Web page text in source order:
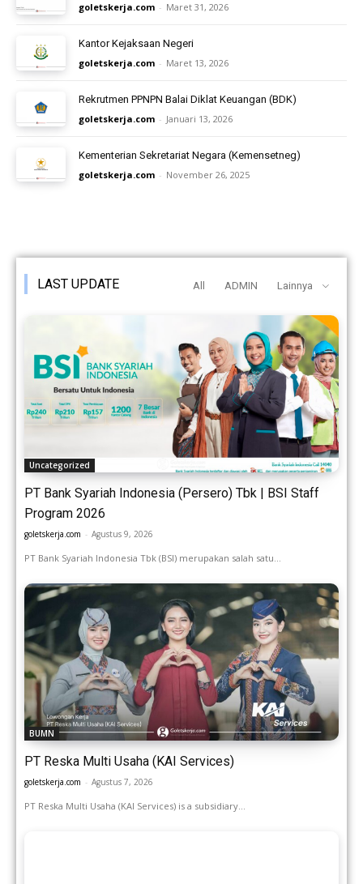
goletskerja.com - Maret 31, 2026
Kantor Kejaksaan Negeri
goletskerja.com - Maret 13, 2026
Rekrutmen PPNPN Balai Diklat Keuangan (BDK)
goletskerja.com - Januari 13, 2026
Kementerian Sekretariat Negara (Kemensetneg)
goletskerja.com - November 26, 2025
LAST UPDATE All ADMIN Lainnya
Uncategorized
PT Bank Syariah Indonesia (Persero) Tbk | BSI Staff
Program 2026
goletskerja.com - Agustus 9, 2026
PT Bank Syariah Indonesia Tbk (BSI) merupakan salah satu...
BUMN
PT Reska Multi Usaha (KAI Services)
goletskerja.com - Agustus 7, 2026
PT Reska Multi Usaha (KAI Services) is a subsidiary...